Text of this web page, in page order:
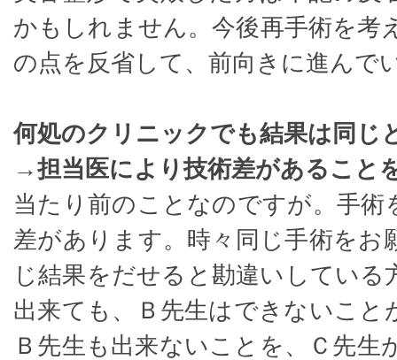
かもしれません。今後再手術を考
の点を反省して、前向きに進んで
何処のクリニックでも結果は同じ
→担当医により技術差があること
当たり前のことなのですが。手術
差があります。時々同じ手術をお
じ結果をだせると勘違いしてい
出来ても、Ｂ先生はできないこと
Ｂ先生も出来ないことを、Ｃ先